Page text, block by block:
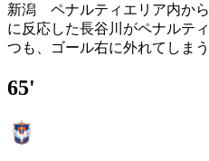
新潟 ペナルティエリア内か
に反応した長谷川がペナルテ
つも、ゴール右に外れてしまう
65'